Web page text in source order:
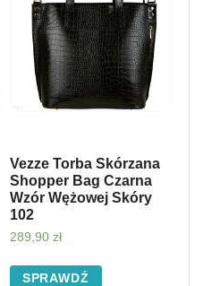
Vezze Torba Skórzana
Shopper Bag Czarna
Wzór Wężowej Skóry
102
289,90 zł
SPRAWDŹ